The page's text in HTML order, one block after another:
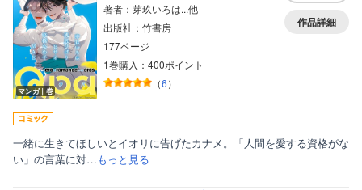
マンガ｜巻
著者：芽玖いろは...他
出版社：竹書房
177ページ
1巻購入：400ポイント
（6）
作品詳細
一緒に生きてほしいとイオリに告げたカナメ。「人間を愛する資格がな
い」の言葉に対…もっと見る